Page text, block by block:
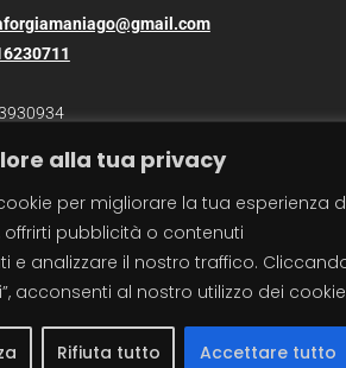
alla tua privacy
per migliorare la tua esperienza
offrirti pubblicità o contenuti
e analizzare il nostro traffico.
acconsenti al nostro utilizzo dei
Rifiuta tutto Accettare tutto
bazzo
zanzot
barbot
sara salvatore